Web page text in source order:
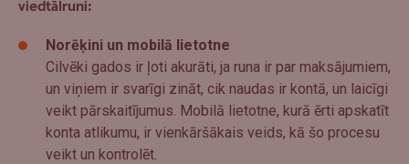
viedtālruni:
Norēķini un mobilā lietotne
Cilvēki gados ir ļoti akurāti, ja runa ir par maksājumiem,
un viņiem ir svarīgi zināt, cik naudas ir kontā, un laicīgi
veikt pārskaitījumus. Mobilā lietotne, kurā ērti apskatīt
konta atlikumu, ir vienkāršākais veids, kā šo procesu
veikt un kontrolēt.